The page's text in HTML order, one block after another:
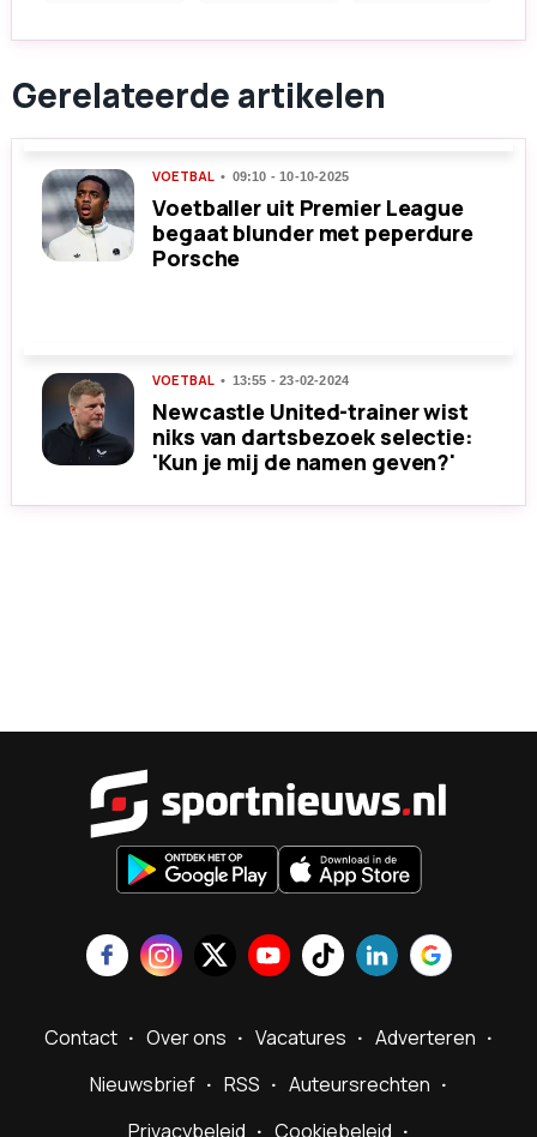
Gerelateerde artikelen
VOETBAL 09:10 - 10-10-2025
Voetballer uit Premier League
begaat blunder met peperdure
Porsche
VOETBAL 13:55 - 23-02-2024
Newcastle United-trainer wist
niks van dartsbezoek selectie:
'Kun je mij de namen geven?'
Contact Over ons Vacatures
Adverteren
Nieuwsbrief
RSS
Auteursrechten
Privacybeleid
Cookiebeleid